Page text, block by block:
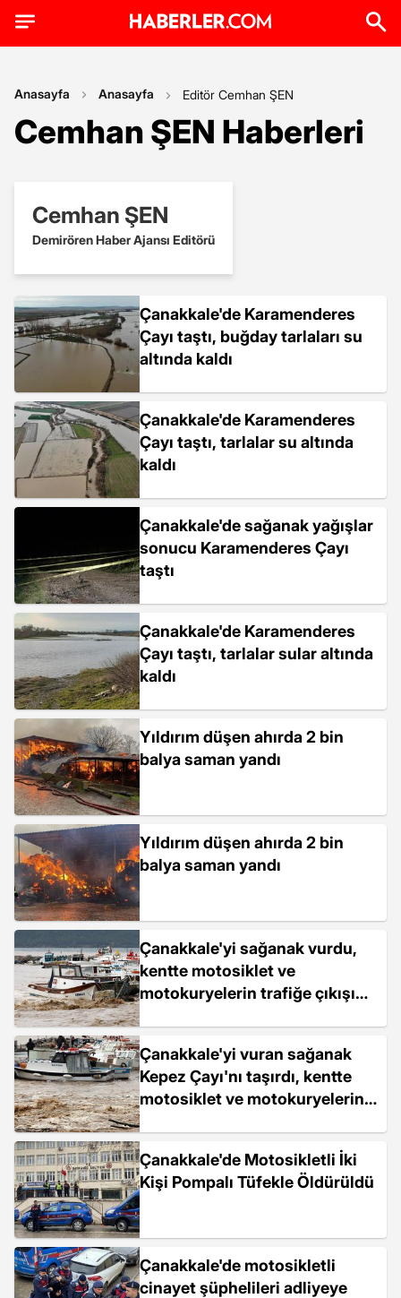
Anasayfa Anasayfa Editör Cemhan ŞEN
Cemhan ŞEN Haberleri
Cemhan ŞEN
Demirören Haber Ajansı Editörü
Çanakkale'de Karamenderes
Çayı taştı, buğday tarlaları su
altında kaldı
Çanakkale'de Karamenderes
Çayı taştı, tarlalar su altında
kaldı
Çanakkale'de sağanak yağışlar
sonucu Karamenderes Çayı
taştı
Çanakkale'de Karamenderes
Çayı taştı, tarlalar sular altında
kaldı
Yıldırım düşen ahırda 2 bin
balya saman yandı
Yıldırım düşen ahırda 2 bin
balya saman yandı
Çanakkale'yi sağanak vurdu,
kentte motosiklet ve
motokuryelerin trafiğe çıkışı
Çanakkale'yi vuran sağanak
Kepez Çayı'nı taşırdı, kentte
motosiklet ve motokuryelerin
Çanakkale'de Motosikletli İki
Kişi Pompalı Tüfekle Öldürüldü
Çanakkale'de motosikletli
cinayet şüphelileri adliyeye